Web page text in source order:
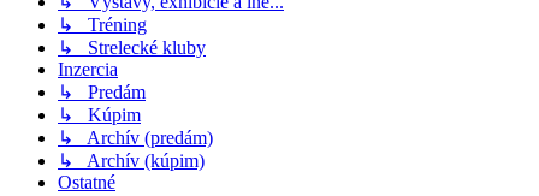
↳ Tréning
↳ Strelecké kluby
Inzercia
↳ Predám
↳ Kúpim
↳ Archív (predám)
↳ Archív (kúpim)
Ostatné